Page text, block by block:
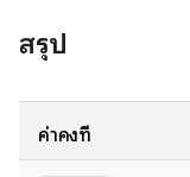
สรุป
ค่าคงที่